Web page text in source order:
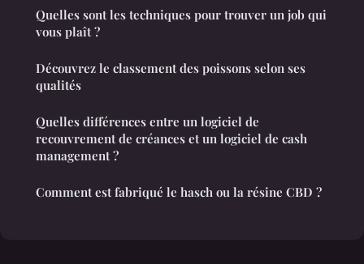
Quelles sont les techniques pour trouver un job qui
vous plaît ?
Découvrez le classement des poissons selon ses
qualités
Quelles différences entre un logiciel de
recouvrement de créances et un logiciel de cash
management ?
Comment est fabriqué le hasch ou la résine CBD ?